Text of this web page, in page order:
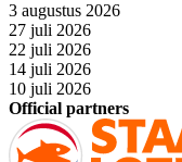
3 augustus 2026
27 juli 2026
22 juli 2026
14 juli 2026
10 juli 2026
Official partners